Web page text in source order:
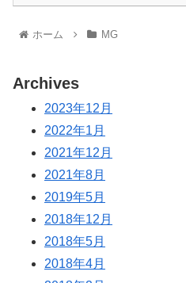
ホーム MG
Archives
2023年12月
2022年1月
2021年12月
2021年8月
2019年5月
2018年12月
2018年5月
2018年4月